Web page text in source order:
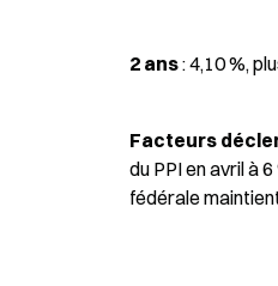
2 ans : 4,10 %,
Facteurs
du PPI en avril à
fédérale